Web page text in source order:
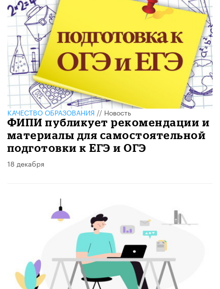
КАЧЕСТВО ОБРАЗОВАНИЯ //Новость
ФИПИ публикует рекомендации и
материалы для самостоятельной
подготовки к ЕГЭ и ОГЭ
18 декабря